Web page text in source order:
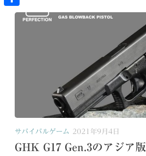
サバイバルゲーム 2021年9月4日
GHK G17 Gen.3のアジア